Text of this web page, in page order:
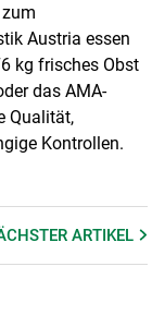
Austria essen
kg frisches Obst
das AMA-
Qualität,
Kontrollen.
ARTIKEL